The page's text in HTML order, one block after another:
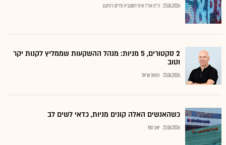
23.06.2026 רו"ח ועו"ד איתי רושקביץ ודרינה רזניקוב
2 סקטורים, 5 מניות: מנהל ההשקעות שממליץ לקנות יקר
וטוב
23.06.2026 נתנאל אריאל
כשהאנשים האלה קונים מניות, כדאי לשים לב
22.06.2026 יואב ספר